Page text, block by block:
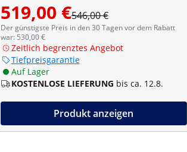
519,00 €546,00 €
Der günstigste Preis in den 30 Tagen vor dem Rabatt
war: 530,00 €
Zeitlich begrenztes Angebot
Tiefpreisgarantie
Auf Lager
KOSTENLOSE LIEFERUNG bis ca. 12.8.
Produkt anzeigen